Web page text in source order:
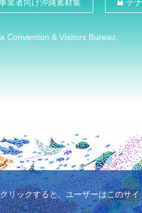
業者向け沖縄素材集 テ
Convention & Visitors Bureau.
ックすると、ユーザーはこのサ